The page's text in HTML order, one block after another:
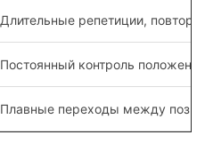
Длительные репетиции,
Постоянный контроль
Плавные переходы между